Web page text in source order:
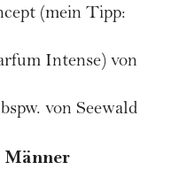
(mein Tipp:
Intense) von
von Seewald
Männer